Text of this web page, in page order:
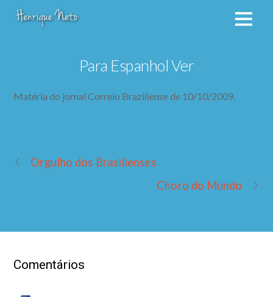
Para Espanhol Ver
Matéria do jornal Correio Braziliense de 10/10/2009.
Orgulho dos Brasilienses
Choro do Mundo
Comentários